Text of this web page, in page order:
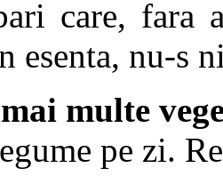
care, fara
esenta, nu-s
multe
pe zi.